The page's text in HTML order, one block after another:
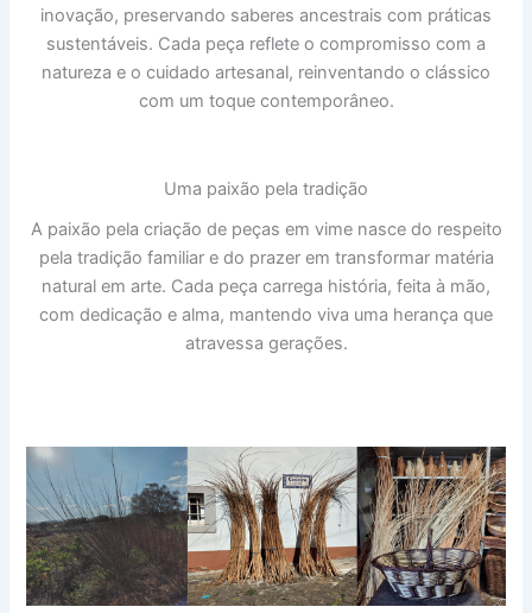
inovação, preservando saberes ancestrais com práticas
sustentáveis. Cada peça reflete o compromisso com a
natureza e o cuidado artesanal, reinventando o clássico
com um toque contemporâneo.
Uma paixão pela tradição
A paixão pela criação de peças em vime nasce do respeito
pela tradição familiar e do prazer em transformar matéria
natural em arte. Cada peça carrega história, feita à mão,
com dedicação e alma, mantendo viva uma herança que
atravessa gerações.